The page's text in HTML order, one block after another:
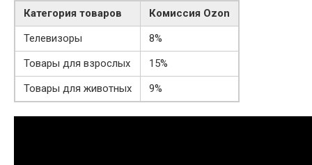
Категория товаров Комиссия Ozon
Телевизоры
8%
Товары для взрослых
15%
Товары для животных
9%